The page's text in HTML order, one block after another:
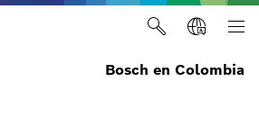
Bosch en Colombia